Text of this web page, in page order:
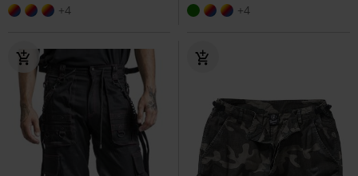
+4 +4